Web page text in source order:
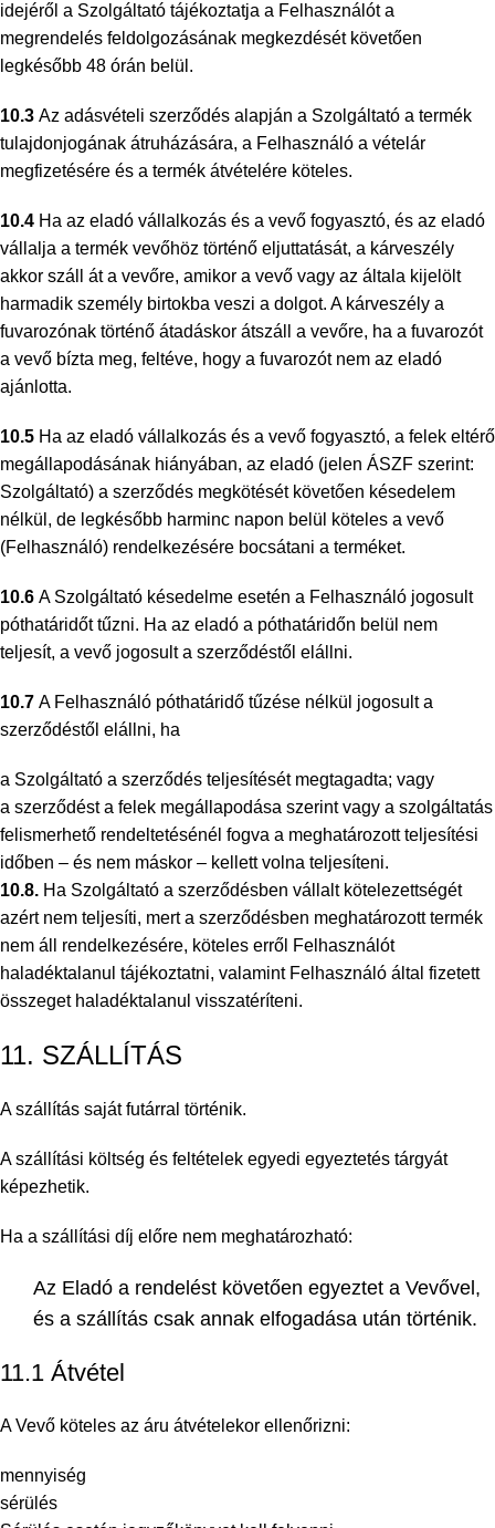
idejéről a Szolgáltató tájékoztatja a Felhasználót a
megrendelés feldolgozásának megkezdését követően
legkésőbb 48 órán belül.
10.3 Az adásvételi szerződés alapján a Szolgáltató a termék
tulajdonjogának átruházására, a Felhasználó a vételár
megfizetésére és a termék átvételére köteles.
10.4 Ha az eladó vállalkozás és a vevő fogyasztó, és az eladó
vállalja a termék vevőhöz történő eljuttatását, a kárveszély
akkor száll át a vevőre, amikor a vevő vagy az általa kijelölt
harmadik személy birtokba veszi a dolgot. A kárveszély a
fuvarozónak történő átadáskor átszáll a vevőre, ha a fuvarozót
a vevő bízta meg, feltéve, hogy a fuvarozót nem az eladó
ajánlotta.
10.5 Ha az eladó vállalkozás és a vevő fogyasztó, a felek eltérő
megállapodásának hiányában, az eladó (jelen ÁSZF szerint:
Szolgáltató) a szerződés megkötését követően késedelem
nélkül, de legkésőbb harminc napon belül köteles a vevő
(Felhasználó) rendelkezésére bocsátani a terméket.
10.6 A Szolgáltató késedelme esetén a Felhasználó jogosult
póthatáridőt tűzni. Ha az eladó a póthatáridőn belül nem
teljesít, a vevő jogosult a szerződéstől elállni.
10.7 A Felhasználó póthatáridő tűzése nélkül jogosult a
szerződéstől elállni, ha
a Szolgáltató a szerződés teljesítését megtagadta; vagy
a szerződést a felek megállapodása szerint vagy a szolgáltatás
felismerhető rendeltetésénél fogva a meghatározott teljesítési
időben – és nem máskor – kellett volna teljesíteni.
10.8. Ha Szolgáltató a szerződésben vállalt kötelezettségét
azért nem teljesíti, mert a szerződésben meghatározott termék
nem áll rendelkezésére, köteles erről Felhasználót
haladéktalanul tájékoztatni, valamint Felhasználó által fizetett
összeget haladéktalanul visszatéríteni.
11. SZÁLLÍTÁS
A szállítás saját futárral történik.
A szállítási költség és feltételek egyedi egyeztetés tárgyát
képezhetik.
Ha a szállítási díj előre nem meghatározható:
Az Eladó a rendelést követően egyeztet a Vevővel,
és a szállítás csak annak elfogadása után történik.
11.1 Átvétel
A Vevő köteles az áru átvételekor ellenőrizni:
mennyiség
sérülés